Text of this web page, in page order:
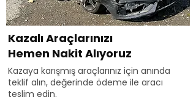
Kazalı Araçlarınızı
Hemen Nakit Alıyoruz
Kazaya karışmış araçlarınız için anında
teklif alın, değerinde ödeme ile aracı
teslim edin.